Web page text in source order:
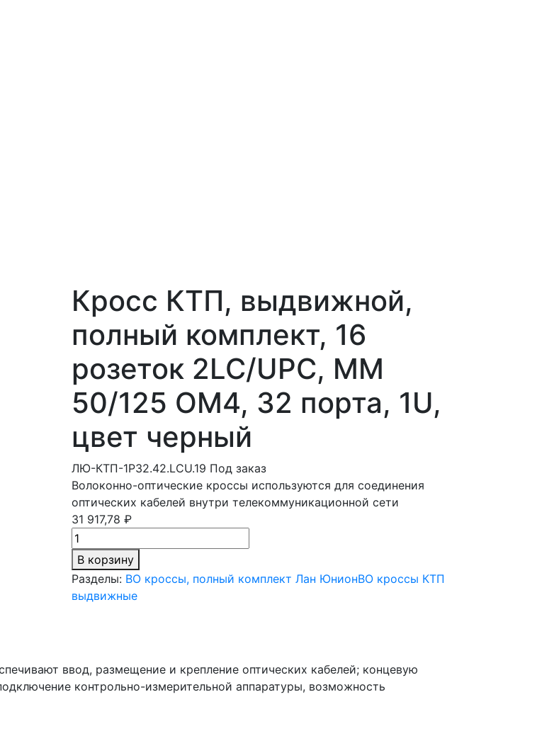
Кросс КТП, выдвижной,
полный комплект, 16
розеток 2LC/UPC, MM
50/125 OM4, 32 порта, 1U,
цвет черный
ЛЮ-КТП-1Р32.42.LCU.19 Под заказ
Волоконно-оптические кроссы используются для соединения
оптических кабелей внутри телекоммуникационной сети
31 917,78 ₽
В корзину
Разделы: ВО кроссы, полный комплект Лан ЮнионВО кроссы КТП
выдвижные
ввод, размещение и крепление оптических кабелей; концевую
контрольно-измерительной аппаратуры, возможность